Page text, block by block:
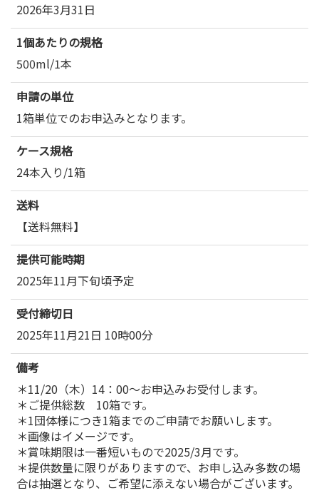
2026年3月31日
1個あたりの規格
500ml/1本
申請の単位
1箱単位でのお申込みとなります。
ケース規格
24本入り/1箱
送料
【送料無料】
提供可能時期
2025年11月下旬頃予定
受付締切日
2025年11月21日 10時00分
備考
＊11/20（木）14：00～お申込みお受付します。
＊ご提供総数 10箱です。
＊1団体様につき1箱までのご申請でお願いします。
＊画像はイメージです。
＊賞味期限は一番短いもので2025/3月です。
＊提供数量に限りがありますので、お申し込み多数の場
合は抽選となり、ご希望に添えない場合がございます。